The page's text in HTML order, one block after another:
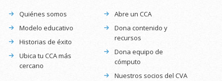
Quiénes somos
Modelo educativo
Historias de éxito
Ubica tu CCA más
cercano
Abre un CCA
Dona contenido y
recursos
Dona equipo de
cómputo
Nuestros socios del CVA